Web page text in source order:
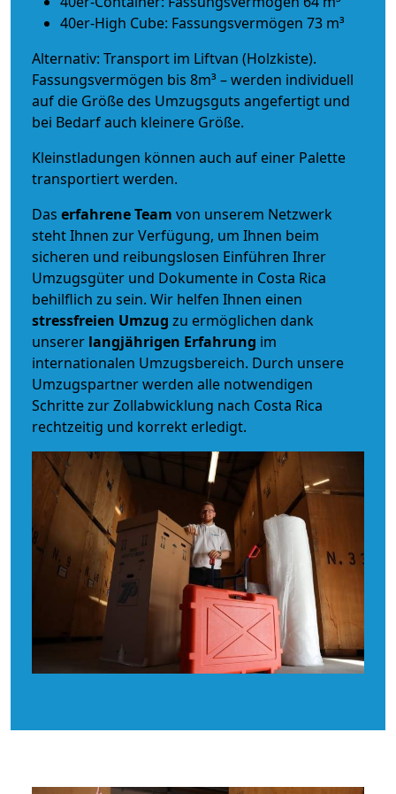
40er-High Cube: Fassungsvermögen 73 m³
Alternativ: Transport im Liftvan (Holzkiste).
Fassungsvermögen bis 8m³ – werden individuell
auf die Größe des Umzugsguts angefertigt und
bei Bedarf auch kleinere Größe.
Kleinstladungen können auch auf einer Palette
transportiert werden.
Das erfahrene Team von unserem Netzwerk
steht Ihnen zur Verfügung, um Ihnen beim
sicheren und reibungslosen Einführen Ihrer
Umzugsgüter und Dokumente in Costa Rica
behilflich zu sein. Wir helfen Ihnen einen
stressfreien Umzug zu ermöglichen dank
unserer langjährigen Erfahrung im
internationalen Umzugsbereich. Durch unsere
Umzugspartner werden alle notwendigen
Schritte zur Zollabwicklung nach Costa Rica
rechtzeitig und korrekt erledigt.